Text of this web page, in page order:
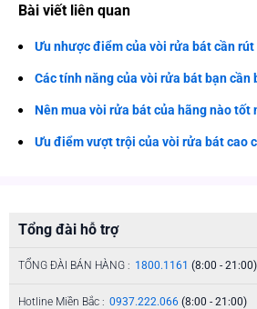
Bài viết liên quan
Ưu nhược điểm của vòi rửa bát cần rút
Các tính năng của vòi rửa bát bạn cần
Nên mua vòi rửa bát của hãng nào tốt
Ưu điểm vượt trội của vòi rửa bát cao
Tổng đài hỗ trợ
TỔNG ĐÀI BÁN HÀNG : 1800.1161 (8:00 -
Hotline Miền Bắc : 0937.222.066 (8:00 - 21:00)